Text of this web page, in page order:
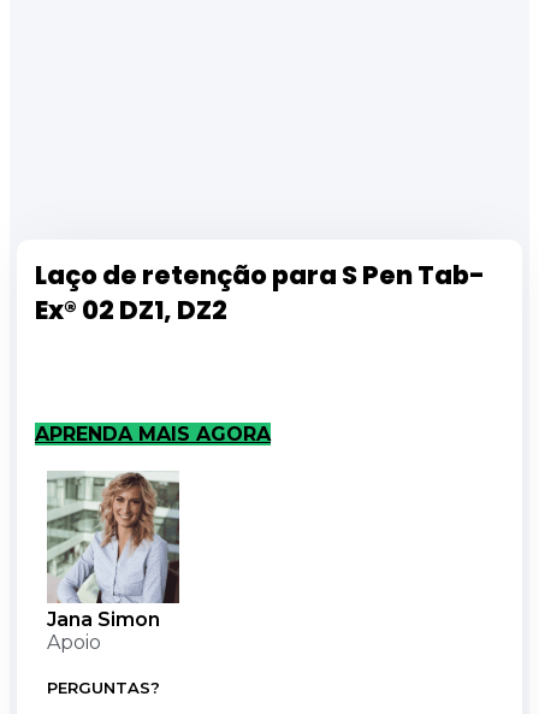
Laço de retenção para S Pen Tab-
Ex® 02 DZ1, DZ2
APRENDA MAIS AGORA
Jana Simon
Apoio
PERGUNTAS?